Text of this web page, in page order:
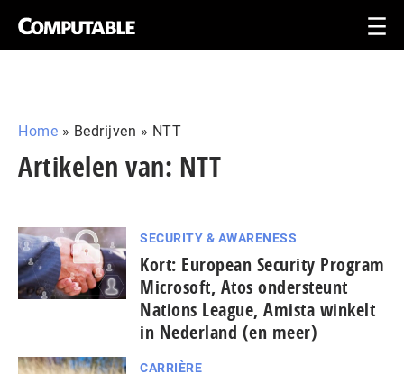
Home » Bedrijven » NTT
Artikelen van: NTT
SECURITY & AWARENESS
Kort: European Security Program
Microsoft, Atos ondersteunt
Nations League, Amista winkelt
in Nederland (en meer)
CARRIÈRE